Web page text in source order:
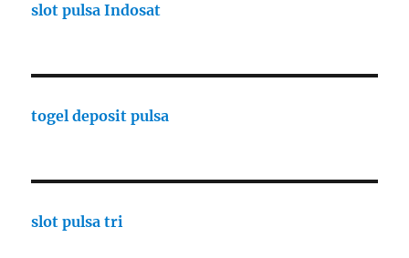
slot pulsa Indosat
togel deposit pulsa
slot pulsa tri